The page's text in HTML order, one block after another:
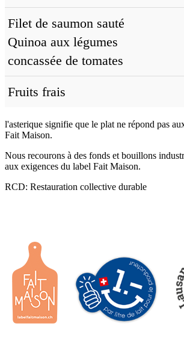
Filet de saumon sauté
Quinoa aux légumes
concassée de tomates
Fruits frais
l'asterique signifie que le plat ne répond pas
Fait Maison.
Nous recourons à des fonds et bouillons
aux exigences du label Fait Maison.
RCD: Restauration collective durable